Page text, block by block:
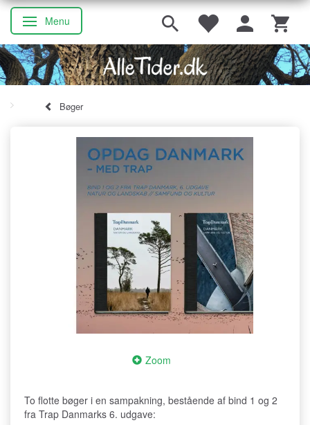
Skifte navigation
Menu
Bøger
Zoom
To flotte bøger i en sampakning, bestående af bind 1 og 2
fra Trap Danmarks 6. udgave: